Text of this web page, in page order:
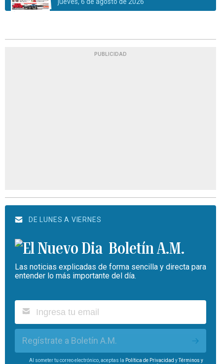
jueves, 6 de agosto de 2026
PUBLICIDAD
DE LUNES A VIERNES
Boletín A.M.
Las noticias explicadas de forma sencilla y directa para
entender lo más importante del día.
Regístrate a Boletín A.M.
Al someter tu correo electrónico, aceptas la Política de Privacidad yTérminos y